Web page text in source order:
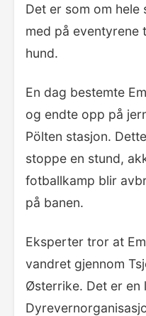
Det er som om hele
med på eventyrene
hund.
En dag bestemte
og endte opp på
Pölten stasjon.
stoppe en stund,
fotballkamp blir
på banen.
Eksperter tror at
vandret gjennom
Østerrike. Det er en